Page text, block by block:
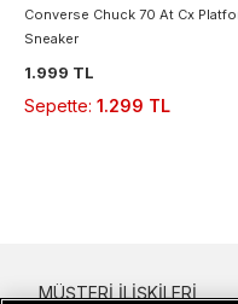
Converse Chuck 70 At Cx
Sneaker
1.999 TL
Sepette: 1.299 TL
MÜŞTERI İLIŞKILERI